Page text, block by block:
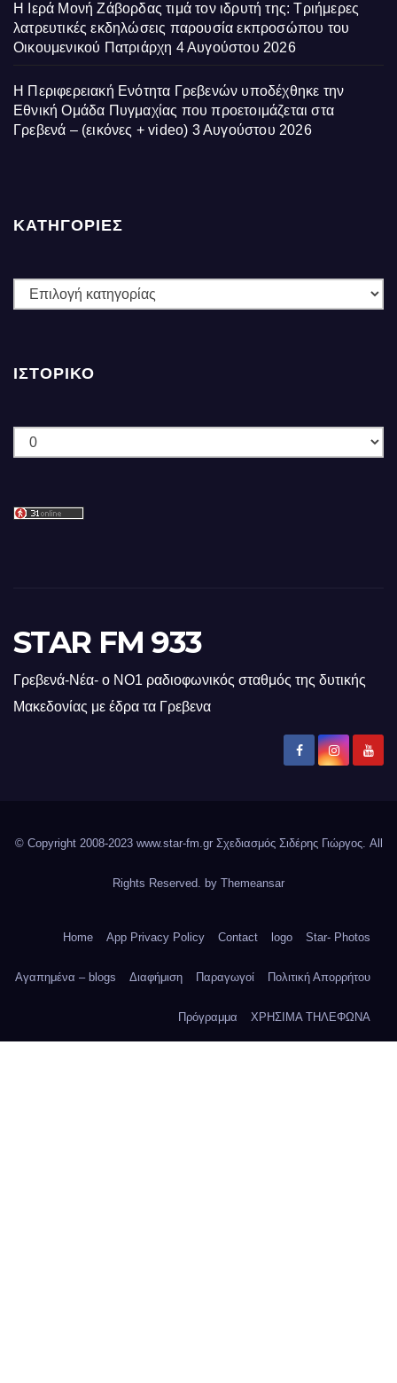
Η Ιερά Μονή Ζάβορδας τιμά τον ιδρυτή της: Τριήμερες
λατρευτικές εκδηλώσεις παρουσία εκπροσώπου του
Οικουμενικού Πατριάρχη 4 Αυγούστου 2026
Η Περιφερειακή Ενότητα Γρεβενών υποδέχθηκε την
Εθνική Ομάδα Πυγμαχίας που προετοιμάζεται στα
Γρεβενά – (εικόνες + video) 3 Αυγούστου 2026
ΚΑΤΗΓΟΡΙΕΣ
ΚΑΤΗΓΟΡΙΕΣ
ΙΣΤΟΡΙΚΌ
Ιστορικό
STAR FM 933
Γρεβενά-Νέα- ο ΝΟ1 ραδιοφωνικός σταθμός της δυτικής
Μακεδονίας με έδρα τα Γρεβενα
© Copyright 2008-2023 www.star-fm.gr Σχεδιασμός Σιδέρης Γιώργος. All
Rights Reserved. by Themeansar
Home App Privacy Policy Contact logo Star- Photos
Αγαπημένα – blogs Διαφήμιση Παραγωγοί Πολιτική Απορρήτου
Πρόγραμμα ΧΡΗΣΙΜΑ ΤΗΛΕΦΩΝΑ